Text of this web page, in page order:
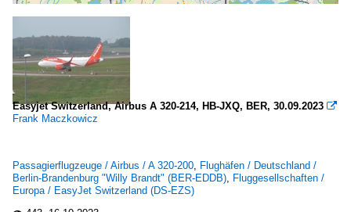
Easyjet Switzerland, Airbus A 320-214, HB-JXQ, BER, 30.09.2023 
Frank Maczkowicz
Passagierflugzeuge / Airbus / A 320-200, Flughäfen / Deutschland /
Berlin-Brandenburg "Willy Brandt" (BER-EDDB), Fluggesellschaften /
Europa / EasyJet Switzerland (DS-EZS)